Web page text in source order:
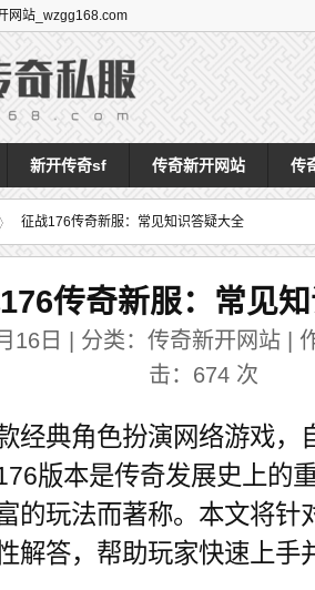
网站_wzgg168.com
新开传奇sf 传奇新开网站 传
征战176传奇新服：常见知识答疑大全
传奇新服：常见
16日 | 分类：传奇新开网站 |
击： 674 次
经典角色扮演网络游戏
版本是传奇发展史上的
的玩法而著称。本文将针
解答，帮助玩家快速上手